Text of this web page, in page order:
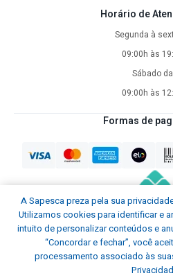
Horário de
Segunda à
09:00h às
Sábado
09:00h às
Formas de
A Sapesca preza pela sua
Utilizamos cookies para identificar e
intuito de personalizar conteúdos e
“Concordar e fechar”, você
processamento associado às